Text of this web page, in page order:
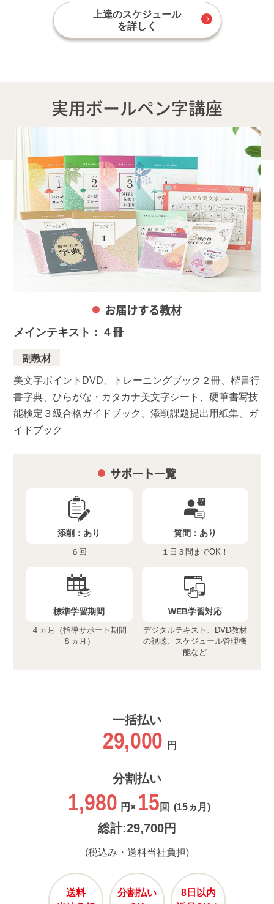
上達のスケジュール
を詳しく
実用ボールペン字講座
お届けする教材
メインテキスト：４冊
副教材
美文字ポイントDVD、トレーニングブック２冊、楷書行
書字典、ひらがな・カタカナ美文字シート、硬筆書写技
能検定３級合格ガイドブック、添削課題提出用紙集、ガ
イドブック
サポート一覧
添削： あり
６回
質問： あり
１日３問までOK！
標準学習期間
４ヵ月（指導サポート期間
８ヵ月）
WEB学習対応
デジタルテキスト、DVD教材
の視聴、スケジュール管理機
能など
一括払い
29,000 円
分割払い
1,980 円× 15 回 (15ヵ月)
総計:29,700円
(税込み・送料当社負担)
送料
分割払い
8日以内